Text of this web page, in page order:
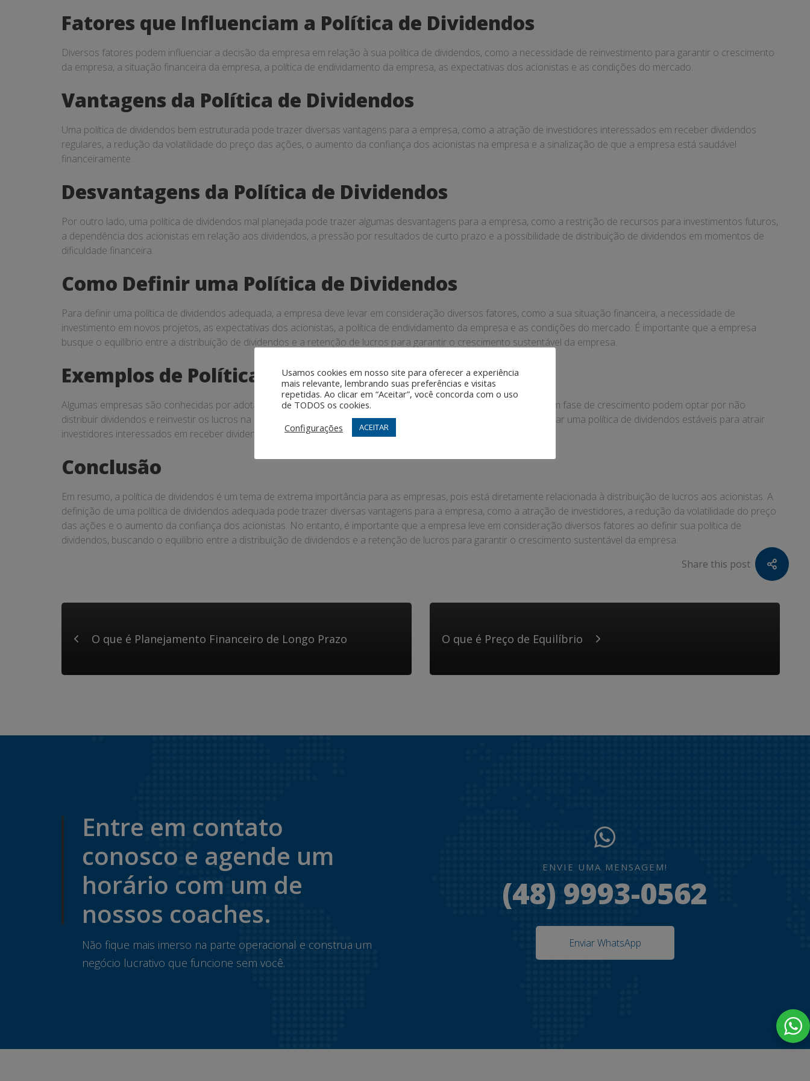
Fatores que Influenciam a Política de Dividendos
Diversos fatores podem influenciar a decisão da empresa em relação à sua política de dividendos, como a necessidade de reinvestimento para garantir o crescimento
da empresa, a situação financeira da empresa, a política de endividamento da empresa, as expectativas dos acionistas e as condições do mercado.
Vantagens da Política de Dividendos
Uma política de dividendos bem estruturada pode trazer diversas vantagens para a empresa, como a atração de investidores interessados em receber dividendos
regulares, a redução da volatilidade do preço das ações, o aumento da confiança dos acionistas na empresa e a sinalização de que a empresa está saudável
financeiramente.
Desvantagens da Política de Dividendos
Por outro lado, uma política de dividendos mal planejada pode trazer algumas desvantagens para a empresa, como a restrição de recursos para investimentos futuros,
a dependência dos acionistas em relação aos dividendos, a pressão por resultados de curto prazo e a possibilidade de distribuição de dividendos em momentos de
dificuldade financeira.
Como Definir uma Política de Dividendos
Para definir uma política de dividendos adequada, a empresa deve levar em consideração diversos fatores, como a sua situação financeira, a necessidade de
investimento em novos projetos, as expectativas dos acionistas, a política de endividamento da empresa e as condições do mercado. É importante que a empresa
busque o equilíbrio entre a distribuição de dividendos e a retenção de lucros para garantir o crescimento sustentável da empresa.
Exemplos de Política de Dividendos
Algumas empresas são conhecidas por adotar diferentes tipos de política de dividendos. Por exemplo, empresas em fase de crescimento podem optar por não
distribuir dividendos e reinvestir os lucros na expansão do negócio, enquanto empresas mais maduras podem adotar uma política de dividendos estáveis para atrair
investidores interessados em receber dividendos regulares.
Conclusão
Em resumo, a política de dividendos é um tema de extrema importância para as empresas, pois está diretamente relacionada à distribuição de lucros aos acionistas. A
definição de uma política de dividendos adequada pode trazer diversas vantagens para a empresa, como a atração de investidores, a redução da volatilidade do preço
das ações e o aumento da confiança dos acionistas. No entanto, é importante que a empresa leve em consideração diversos fatores ao definir sua política de
dividendos, buscando o equilíbrio entre a distribuição de dividendos e a retenção de lucros para garantir o crescimento sustentável da empresa.
Share this post
O que é Planejamento Financeiro de Longo Prazo O que é Preço de Equilíbrio
Entre em contato
conosco e agende um
horário com um de
nossos coaches.
Não fique mais imerso na parte operacional e construa um
negócio lucrativo que funcione sem você.
ENVIE UMA MENSAGEM!
(48) 9993-0562
Enviar WhatsApp
Usamos cookies em nosso site para oferecer a experiência
mais relevante, lembrando suas preferências e visitas
repetidas. Ao clicar em “Aceitar”, você concorda com o uso
de TODOS os cookies.
Configurações
ACEITAR